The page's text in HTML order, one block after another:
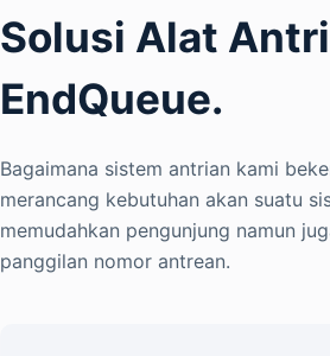
Solusi Alat
EndQueue.
Bagaimana sistem antrian kami
merancang kebutuhan akan suatu
memudahkan pengunjung namun
panggilan nomor antrean.